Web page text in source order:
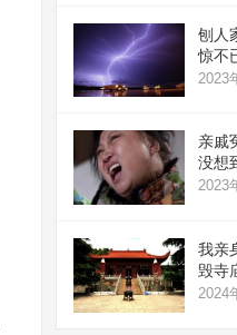
刨人
惊不
2023
亲戚
没想
2023
我亲
毁寺
2024